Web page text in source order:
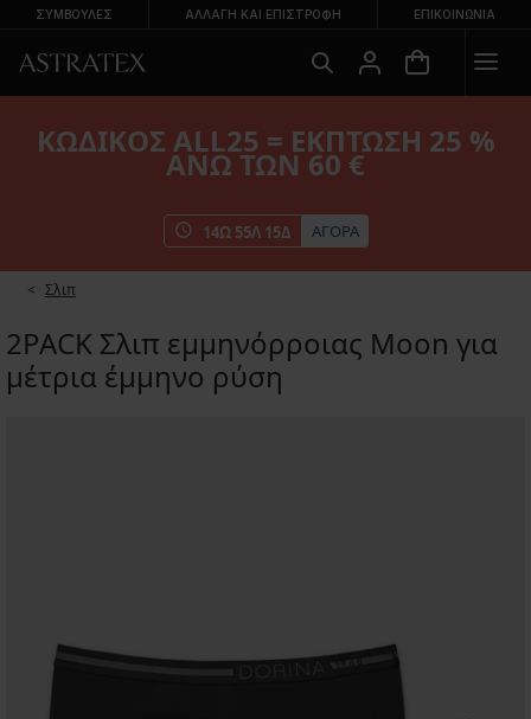
ΣΥΜΒΟΥΛΕΣ ΑΛΛΑΓΉ ΚΑΙ ΕΠΙΣΤΡΟΦΉ ΕΠΙΚΟΙΝΩΝΊΑ
ΚΩΔΙΚΟΣ ALL25 = ΕΚΠΤΩΣΗ 25 %
ΑΝΩ ΤΩΝ 60 €
14Ω 55Λ 15Δ ΑΓΟΡΑ
Σλιπ
2PACK Σλιπ εμμηνόρροιας Moon για
μέτρια έμμηνο ρύση